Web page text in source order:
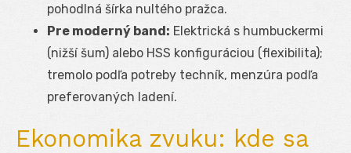
pohodlná šírka nultého pražca.
Pre moderný band: Elektrická s humbuckermi
(nižší šum) alebo HSS konfiguráciou (flexibilita);
tremolo podľa potreby techník, menzúra podľa
preferovaných ladení.
Ekonomika zvuku: kde sa